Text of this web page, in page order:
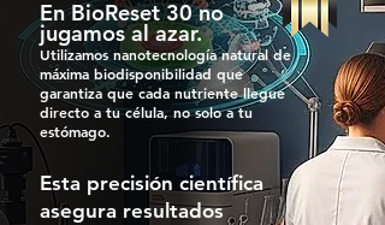
En BioReset 30 no
jugamos al azar.
Utilizamos nanotecnología natural de
máxima biodisponibilidad que
garantiza que cada nutriente llegue
directo a tu célula, no solo a tu
estómago.
Esta precisión científica
asegura resultados